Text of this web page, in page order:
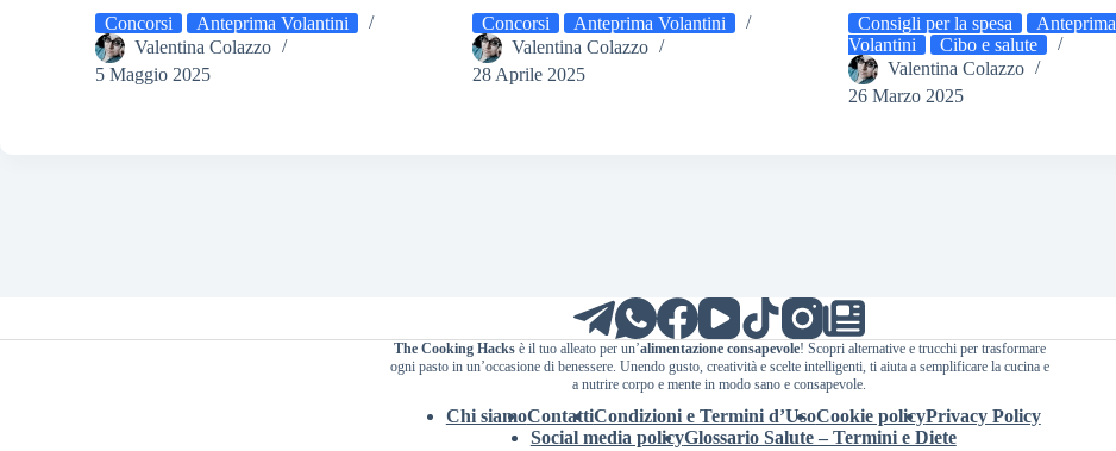
Concorsi
Anteprima Volantini
Valentina Colazzo
5 Maggio 2025
Concorsi
Anteprima Volantini
Valentina Colazzo
28 Aprile 2025
Consigli per la spesa
Anteprima
Volantini
Cibo e salute
Valentina Colazzo
26 Marzo 2025
The Cooking Hacksè il tuo alleato per un’alimentazione consapevole! Scopri alternative e trucchi per trasformare
ogni pasto in un’occasione di benessere. Unendo gusto, creatività e scelte intelligenti, ti aiuta a semplificare la cucina e
a nutrire corpo e mente in modo sano e consapevole.
Chi siamoContattiCondizioni e Termini d’UsoCookie policyPrivacy Policy
Social media policyGlossario Salute – Termini e Diete